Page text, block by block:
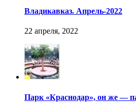
Владикавказ. Апрель-2022
Парк «Краснодар», он же —